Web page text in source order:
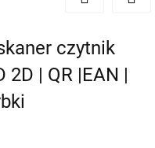
Zgody cookiesczytnik
| QR |EAN |